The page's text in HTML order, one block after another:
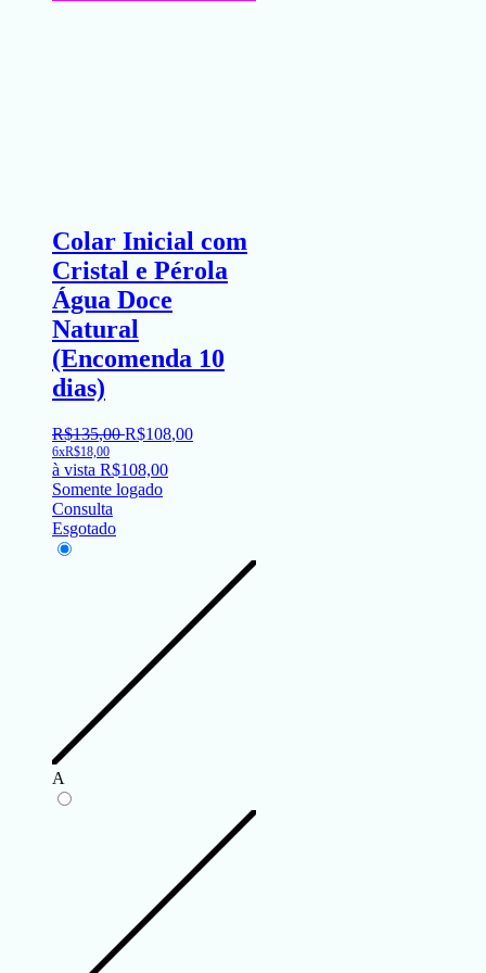
Colar Inicial com
Cristal e Pérola
Água Doce
Natural
(Encomenda 10
dias)
R$135,00 R$108,00
6xR$18,00
à vista R$108,00
Somente logado
Consulta
Esgotado
A